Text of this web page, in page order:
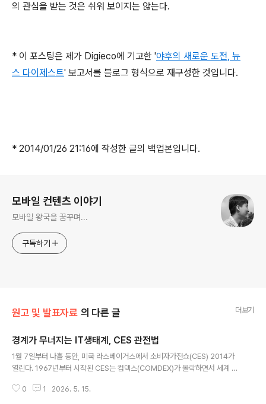
의 관심을 받는 것은 쉬워 보이지는 않는다.
* 이 포스팅은 제가 Digieco에 기고한 '야후의 새로운 도전, 뉴
스 다이제스트' 보고서를 블로그 형식으로 재구성한 것입니다.
* 2014/01/26 21:16에 작성한 글의 백업본입니다.
모바일 컨텐츠 이야기
모바일 왕국을 꿈꾸며...
구독하기
원고 및 발표자료 의 다른 글 더보기
경계가 무너지는 IT생태계, CES 관전법
1월 7일부터 나흘 동안, 미국 라스베이거스에서 소비자가전쇼(CES) 2014가
열린다. 1967년부터 시작된 CES는 컴덱스(COMDEX)가 몰락하면서 세계 최
이번 CES에는 전세계 3천200여개 기술 기업들이 참가해 2만개가 넘는 신제
0 1 2026. 5. 15.